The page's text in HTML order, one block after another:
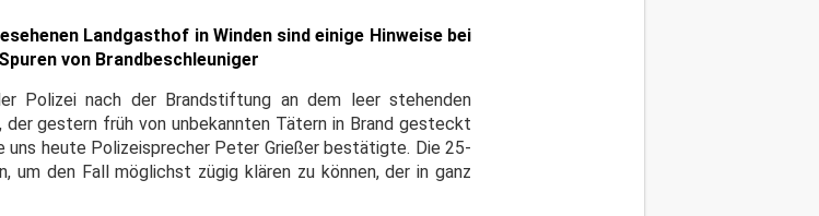
Landgasthof in Winden sind einige Hinweise bei
von Brandbeschleuniger
Polizei nach der Brandstiftung an dem leer stehenden
gestern früh von unbekannten Tätern in Brand gesteckt
uns heute Polizeisprecher Peter Grießer bestätigte. Die 25-
um den Fall möglichst zügig klären zu können, der in ganz